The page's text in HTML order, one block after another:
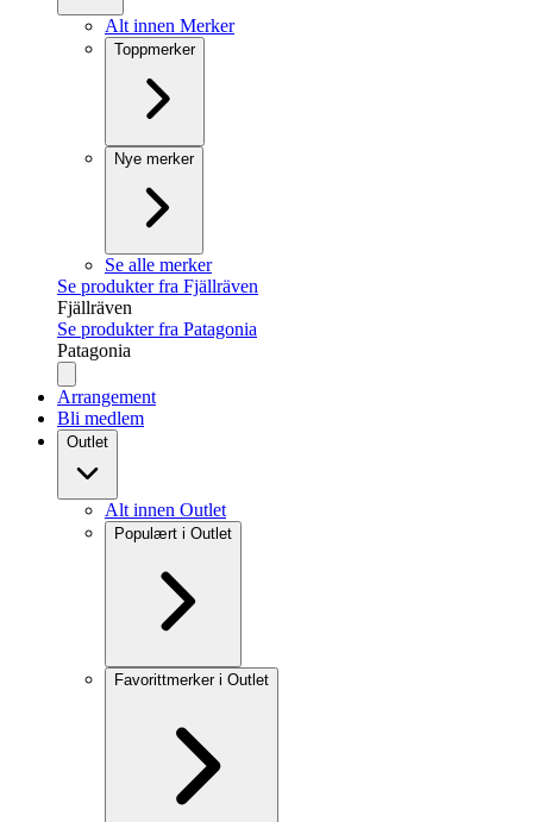
Alt innen Merker
Toppmerker
Nye merker
Se alle merker
Se produkter fra Fjällräven
Fjällräven
Se produkter fra Patagonia
Patagonia
Arrangement
Bli medlem
Outlet
Alt innen Outlet
Populært i Outlet
Favorittmerker i Outlet